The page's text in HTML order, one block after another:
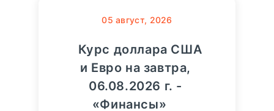
05 август, 2026
Курс доллара США
и Евро на завтра,
06.08.2026 г. -
«Финансы»